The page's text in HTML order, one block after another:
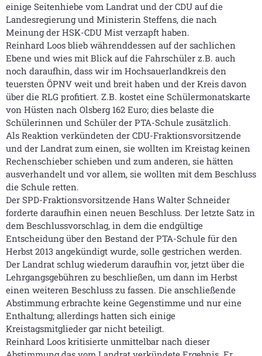
einige Seitenhiebe vom Landrat und der CDU auf die
Landesregierung und Ministerin Steffens, die nach
Meinung der HSK-CDU Mist verzapft haben.
Reinhard Loos blieb währenddessen auf der sachlichen
Ebene und wies mit Blick auf die Fahrschüler z.B. auch
noch daraufhin, dass wir im Hochsauerlandkreis den
teuersten ÖPNV weit und breit haben und der Kreis davon
über die RLG profitiert. Z.B. kostet eine Schülermonatskarte
von Hüsten nach Olsberg 162 Euro; dies belaste die
Schülerinnen und Schüler der PTA-Schule zusätzlich.
Als Reaktion verkündeten der CDU-Fraktionsvorsitzende
und der Landrat zum einen, sie wollten im Kreistag keinen
Rechenschieber schieben und zum anderen, sie hätten
ausverhandelt und vor allem, sie wollten mit dem Beschluss
die Schule retten.
Der SPD-Fraktionsvorsitzende Hans Walter Schneider
forderte daraufhin einen neuen Beschluss. Der letzte Satz in
dem Beschlussvorschlag, in dem die endgültige
Entscheidung über den Bestand der PTA-Schule für den
Herbst 2013 angekündigt wurde, solle gestrichen werden.
Der Landrat schlug wiederum daraufhin vor, jetzt über die
Lehrgangsgebühren zu beschließen, um dann im Herbst
einen weiteren Beschluss zu fassen. Die anschließende
Abstimmung erbrachte keine Gegenstimme und nur eine
Enthaltung; allerdings hatten sich einige
Kreistagsmitglieder gar nicht beteiligt.
Reinhard Loos kritisierte unmittelbar nach dieser